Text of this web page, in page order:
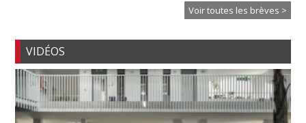
Voir toutes les brèves >
VIDÉOS